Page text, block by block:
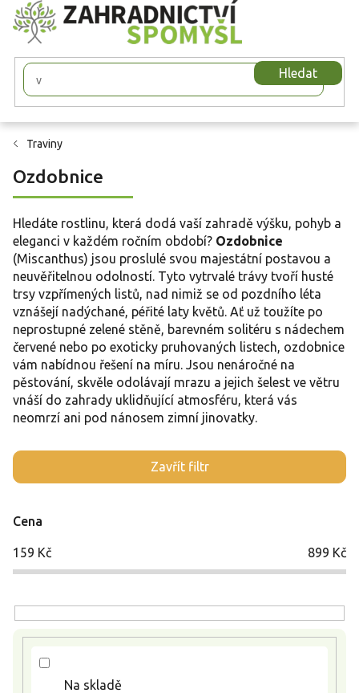
Přejít
na
obsah
Hledat
Traviny
Ozdobnice
Hledáte rostlinu, která dodá vaší zahradě výšku, pohyb a
eleganci v každém ročním období? Ozdobnice
(Miscanthus) jsou proslulé svou majestátní postavou a
neuvěřitelnou odolností. Tyto vytrvalé trávy tvoří husté
trsy vzpřímených listů, nad nimiž se od pozdního léta
vznášejí nadýchané, péřité laty květů. Ať už toužíte po
neprostupné zelené stěně, barevném solitéru s nádechem
červené nebo po exoticky pruhovaných listech, ozdobnice
vám nabídnou řešení na míru. Jsou nenáročné na
pěstování, skvěle odolávají mrazu a jejich šelest ve větru
vnáší do zahrady uklidňující atmosféru, která vás
neomrzí ani pod nánosem zimní jinovatky.
Zavřít filtr
Cena
159 Kč 899 Kč
Na skladě
V
ý
s
p
u